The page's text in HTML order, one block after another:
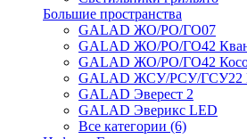
Большие пространства
GALAD ЖО/РО/ГО07
GALAD ЖО/РО/ГО42
GALAD ЖО/РО/ГО42
GALAD ЖСУ/РСУ/ГСУ22
GALAD Эверест 2
GALAD Эверикс LED
Все категории (6)